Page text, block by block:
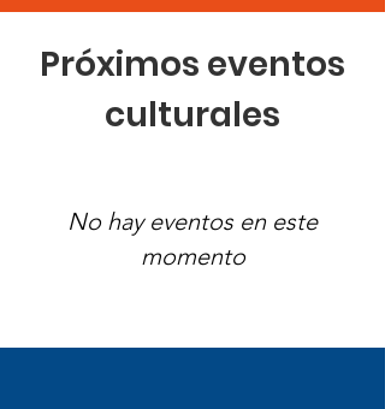
Próximos eventos
culturales
No hay eventos en este
momento